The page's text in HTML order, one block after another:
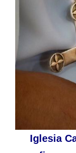
Iglesia